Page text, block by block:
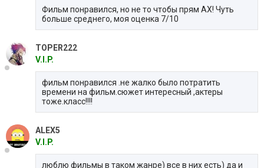
Фильм понравился, но не то чтобы прям АХ! Чуть
больше среднего, моя оценка 7/10
TOPER222
V.I.P.
фильм понравился .не жалко было потратить
времени на фильм.сюжет интересный ,актеры
тоже.класс!!!!
ALEX5
V.I.P.
люблю фильмы в таком жанре) все в них есть) да и